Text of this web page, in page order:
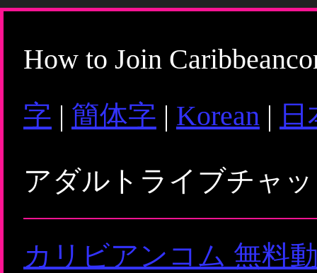
How to Join
字 | 簡体字 | Korean |
アダルトライブチャ
カリビアンコム 無料